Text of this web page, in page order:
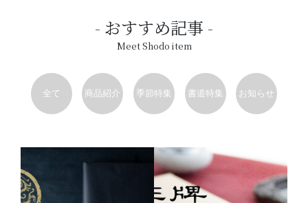
おすすめ記事
Meet Shodo item
全て 商品紹介 季節特集 書道特集 お知らせ